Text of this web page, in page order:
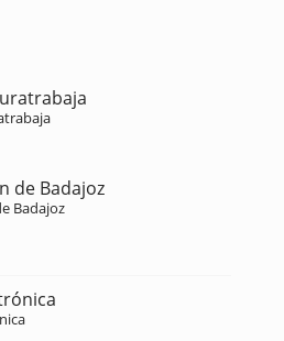
de Badajoz
Badajoz